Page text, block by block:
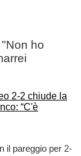
ho
il pareggio per 2-